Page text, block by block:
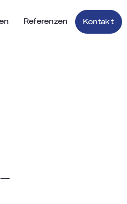
Referenzen Kontakt